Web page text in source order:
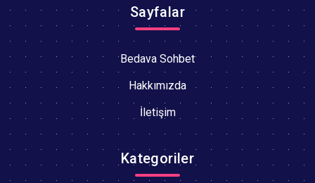
Sayfalar
Bedava Sohbet
Hakkımızda
İletişim
Kategoriler